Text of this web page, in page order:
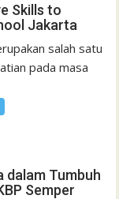
Skills to
Jakarta
salah satu
pada masa
dalam Tumbuh
Semper